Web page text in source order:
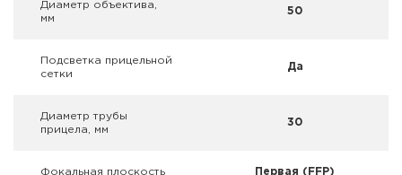
Фальшпатроны
Чехлы и кейсы
Диаметр объектива,
мм
50
Подсветка прицельной
сетки
Да
Диаметр трубы
прицела, мм
30
Фокальная плоскость Первая (FFP)